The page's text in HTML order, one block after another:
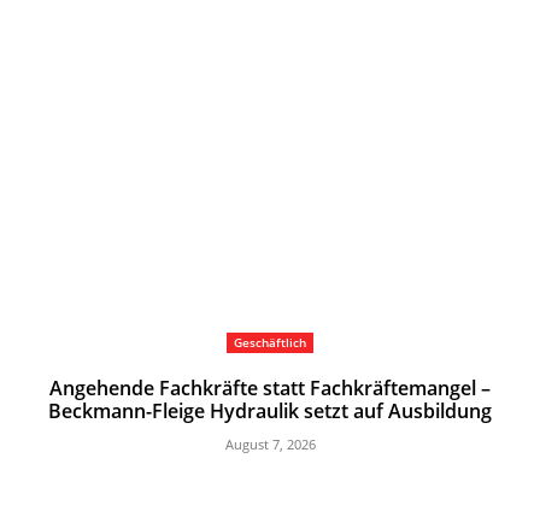
Geschäftlich
Angehende Fachkräfte statt Fachkräftemangel –
Beckmann-Fleige Hydraulik setzt auf Ausbildung
August 7, 2026